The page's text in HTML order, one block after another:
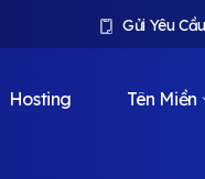
Gửi Yêu
Hosting Tên Miền